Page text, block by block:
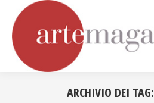
ARCHIVIO DEI TAG: